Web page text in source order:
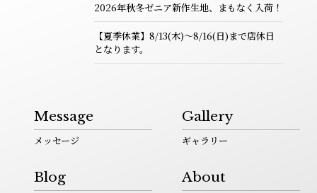
2026年秋冬ゼニア新作生地、まもなく入荷！
【夏季休業】8/13(木)～8/16(日)まで店休日
となります。
Message
メッセージ
Blog
Gallery
ギャラリー
About